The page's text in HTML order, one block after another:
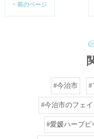
< 前のページ
#今治市 #
#今治市のフェイ
#愛媛ハーブピ